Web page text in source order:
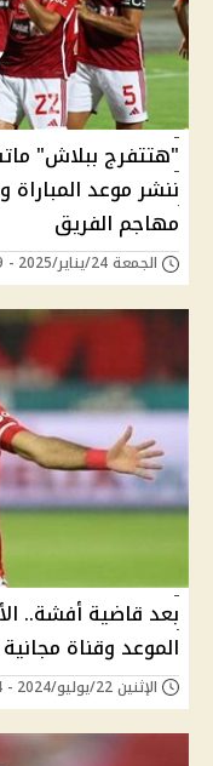
"هتتفرج ببلاش"
ننشر موعد
مهاجم الفريق
الجمعة 24/يناير/2025 - 02:49 م
بعد قاضية أفشة..
الموعد وقناة مجانية
الإثنين 22/يوليو/2024 - 10:14 ص